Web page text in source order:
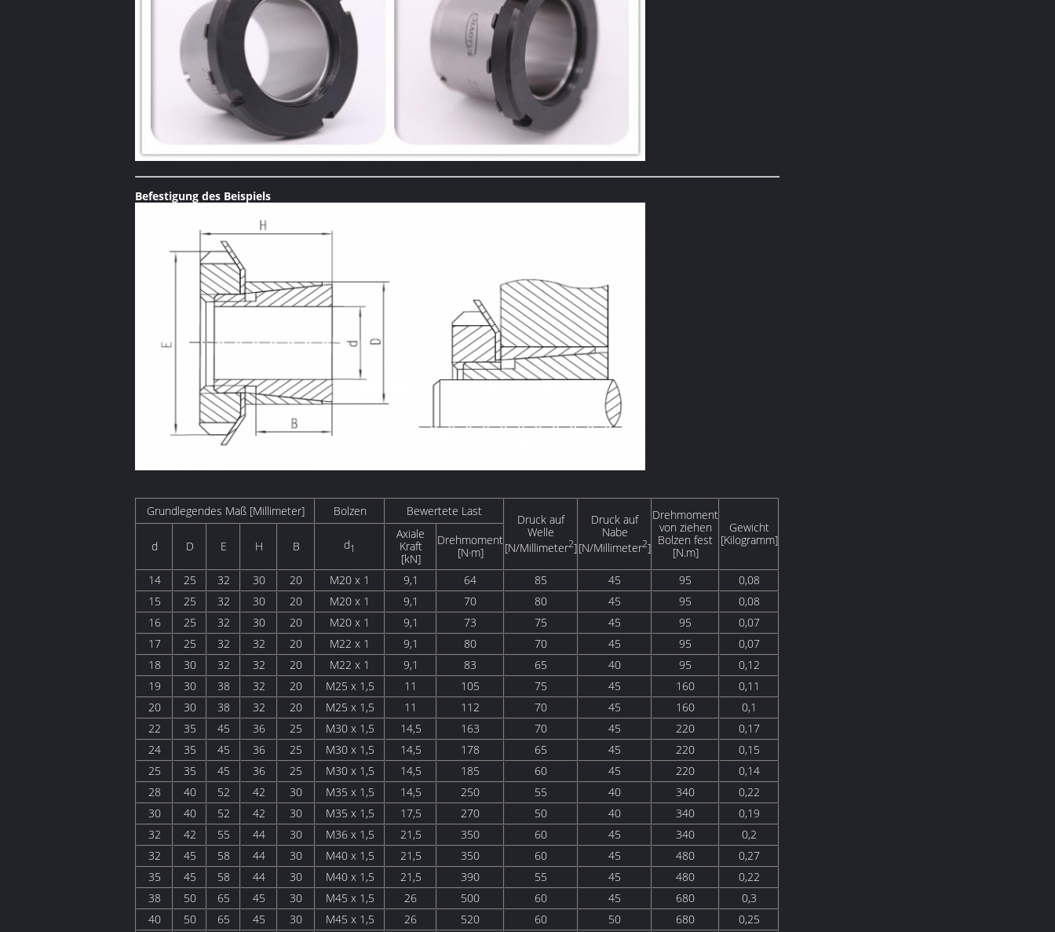
Befestigung des Beispiels
Grundlegendes Maß [Millimeter] Bolzen Bewertete Last
Druck auf
Welle
[N/Millimeter2]
Druck auf
Nabe
[N/Millimeter2]
Drehmoment
von ziehen
Bolzen fest
[N.m]
Gewicht
[Kilogramm]
d D E H B d1
Axiale
Kraft
[kN]
Drehmoment
[N·m]
14
25 32 30 20 M20 x 1 9,1 64 85 45 95
0,08
15
25 32 30 20 M20 x 1 9,1 70 80 45 95
0,08
16
25 32 30 20 M20 x 1 9,1 73 75 45 95
0,07
17
25 32 32 20 M22 x 1 9,1 80 70 45 95
0,07
18
30 32 32 20 M22 x 1 9,1 83 65 40 95
0,12
19
30 38 32 20 M25 x 1,5 11 105 75 45 160
0,11
20
30 38 32 20 M25 x 1,5 11 112 70 45 160
0,1
22
35 45 36 25 M30 x 1,5 14,5 163 70 45 220
0,17
24
35 45 36 25 M30 x 1,5 14,5 178 65 45 220
0,15
25
35 45 36 25 M30 x 1,5 14,5 185 60 45 220
0,14
28
40 52 42 30 M35 x 1,5 14,5 250 55 40 340
0,22
30
40 52 42 30 M35 x 1,5 17,5 270 50 40 340
0,19
32
42 55 44 30 M36 x 1,5 21,5 350 60 45 340
0,2
32
45 58 44 30 M40 x 1,5 21,5 350 60 45 480
0,27
35
45 58 44 30 M40 x 1,5 21,5 390 55 45 480
0,22
38
50 65 45 30 M45 x 1,5 26 500 60 45 680
0,3
40
50 65 45 30 M45 x 1,5 26 520 60 50 680
0,25